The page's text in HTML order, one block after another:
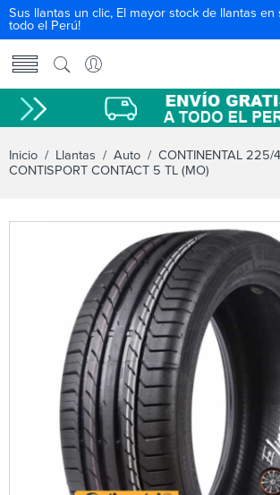
Sus llantas un clic, El mayor stock de llantas en
todo el Perú!
Inicio / Llantas / Auto / CONTINENTAL 225/
CONTISPORT CONTACT 5 TL (MO)